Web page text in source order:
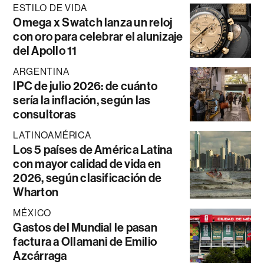
ESTILO DE VIDA
Omega x Swatch lanza un reloj
con oro para celebrar el alunizaje
del Apollo 11
ARGENTINA
IPC de julio 2026: de cuánto
sería la inflación, según las
consultoras
LATINOAMÉRICA
Los 5 países de América Latina
con mayor calidad de vida en
2026, según clasificación de
Wharton
MÉXICO
Gastos del Mundial le pasan
factura a Ollamani de Emilio
Azcárraga